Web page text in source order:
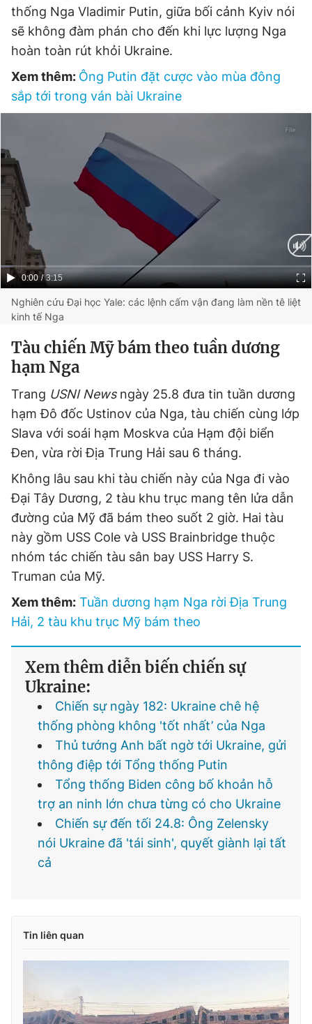
thống Nga Vladimir Putin, giữa bối cảnh Kyiv nói
sẽ không đàm phán cho đến khi lực lượng Nga
hoàn toàn rút khỏi Ukraine.
Xem thêm: Ông Putin đặt cược vào mùa đông
sắp tới trong ván bài Ukraine
Current
Time
0:00 / Duration
3:15
Nghiên cứu Đại học Yale: các lệnh cấm vận đang làm nền tê liệt
kinh tế Nga
Tàu chiến Mỹ bám theo tuần dương
hạm Nga
Trang USNI Newsngày 25.8 đưa tin tuần dương
hạm Đô đốc Ustinov của Nga, tàu chiến cùng lớp
Slava với soái hạm Moskva của Hạm đội biển
Đen, vừa rời Địa Trung Hải sau 6 tháng.
Không lâu sau khi tàu chiến này của Nga đi vào
Đại Tây Dương, 2 tàu khu trục mang tên lửa dẫn
đường của Mỹ đã bám theo suốt 2 giờ. Hai tàu
này gồm USS Cole và USS Brainbridge thuộc
nhóm tác chiến tàu sân bay USS Harry S.
Truman của Mỹ.
Xem thêm: Tuần dương hạm Nga rời Địa Trung
Hải, 2 tàu khu trục Mỹ bám theo
Xem thêm diễn biến chiến sự
Ukraine:
Chiến sự ngày 182: Ukraine chê hệ
thống phòng không 'tốt nhất’ của Nga
Thủ tướng Anh bất ngờ tới Ukraine, gửi
thông điệp tới Tổng thống Putin
Tổng thống Biden công bố khoản hỗ
trợ an ninh lớn chưa từng có cho Ukraine
Chiến sự đến tối 24.8: Ông Zelensky
nói Ukraine đã 'tái sinh', quyết giành lại tất
cả
Tin liên quan